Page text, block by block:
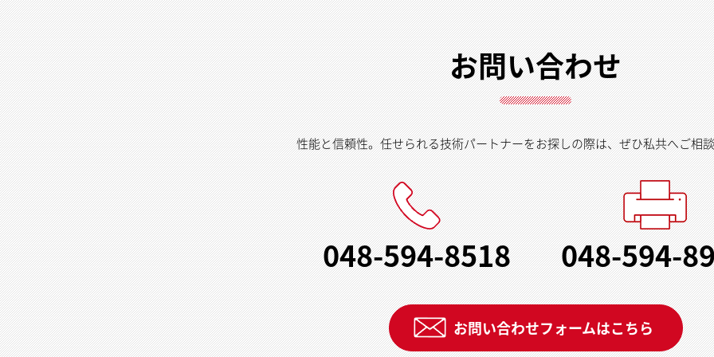
お問い合わせ
性能と信頼性。任せられる技術パートナーをお探しの際は、ぜひ私共へご相
048-594-8518 048-594-
お問い合わせフォームはこちら